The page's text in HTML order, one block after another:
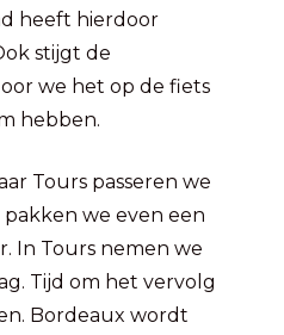
heeft hierdoor
stijgt de
we het op de fiets
hebben.
Tours passeren we
pakken we even een
In Tours nemen we
Tijd om het vervolg
Bordeaux wordt